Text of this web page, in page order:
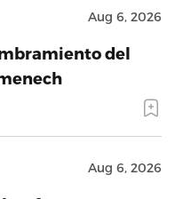
Aug 6, 2026
del
Aug 6, 2026